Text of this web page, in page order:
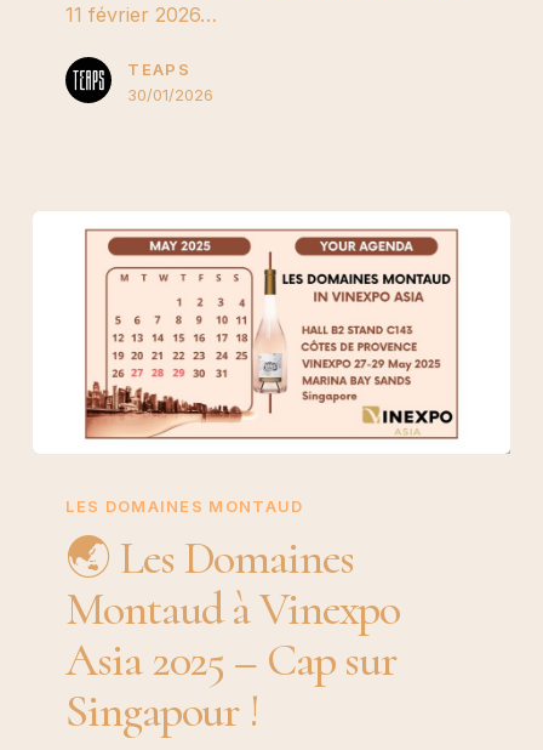
11 février 2026…
TEAPS
30/01/2026
Domaines
Montaud
Vinexpo
Asia
2025
LES DOMAINES MONTAUD
🌏 Les Domaines
Montaud à Vinexpo
Asia 2025 – Cap sur
Singapour !